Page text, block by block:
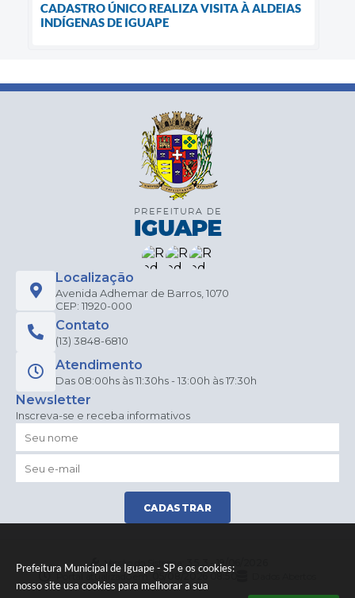
Prefeitura Municipal de Iguape - SP e os cookies:
nosso site usa cookies para melhorar a sua
CADASTRO ÚNICO REALIZA VISITA À ALDEIAS
INDÍGENAS DE IGUAPE
Localização
Avenida Adhemar de Barros, 1070
CEP: 11920-000
Contato
(13) 3848-6810
Atendimento
Das 08:00hs às 11:30hs - 13:00h às 17:30h
Newsletter
Inscreva-se e receba informativos
CADASTRAR
Versão do Sistema:
3.5.3 - 19/06/2026
Portal atualizado em: